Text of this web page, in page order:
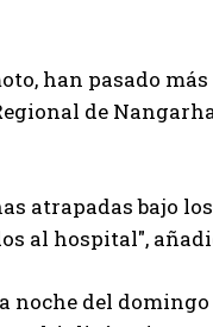
han pasado
de
atrapadas bajo
al hospital",
noche del